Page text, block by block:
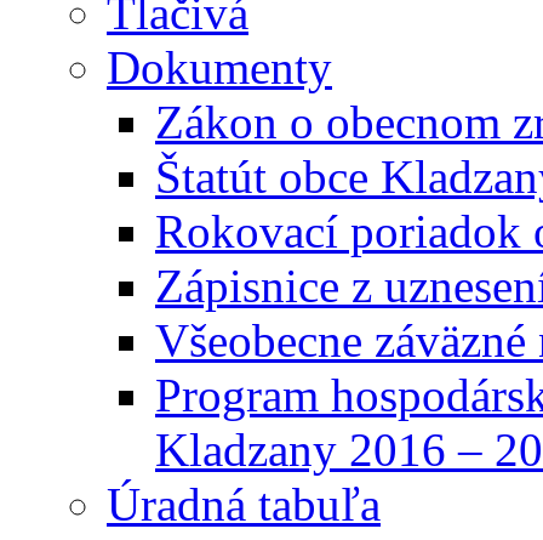
Tlačivá
Dokumenty
Zákon o obecnom
Štatút obce
Rokovací poriadok
Zápisnice z
Všeobecne
Program
Kladzany 2016 –
Úradná tabuľa